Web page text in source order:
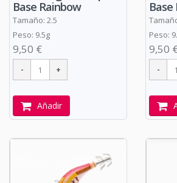
Base Rainbow
Tamaño: 2.5
Peso: 9.5g
9,50 €
Añadir
Base
Peso:
9,50